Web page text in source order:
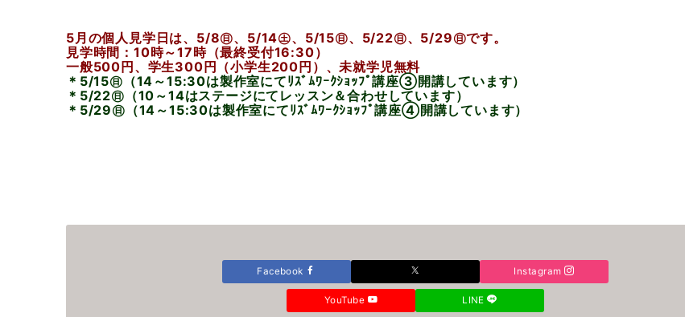
5月の個人見学日は、5/8㊐、5/14㊏、5/15㊐、5/22㊐、5/29㊐です。
見学時間：10時～17時（最終受付16:30）
一般500円、学生300円（小学生200円）、未就学児無料
＊5/15㊐（14～15:30は製作室にてﾘｽﾞﾑﾜｰｸｼｮｯﾌﾟ講座③開講しています）
＊5/22㊐（10～14はステージにてレッスン＆合わせしています）
＊5/29㊐（14～15:30は製作室にてﾘｽﾞﾑﾜｰｸｼｮｯﾌﾟ講座④開講しています）
Facebook Instagram
YouTube LINE